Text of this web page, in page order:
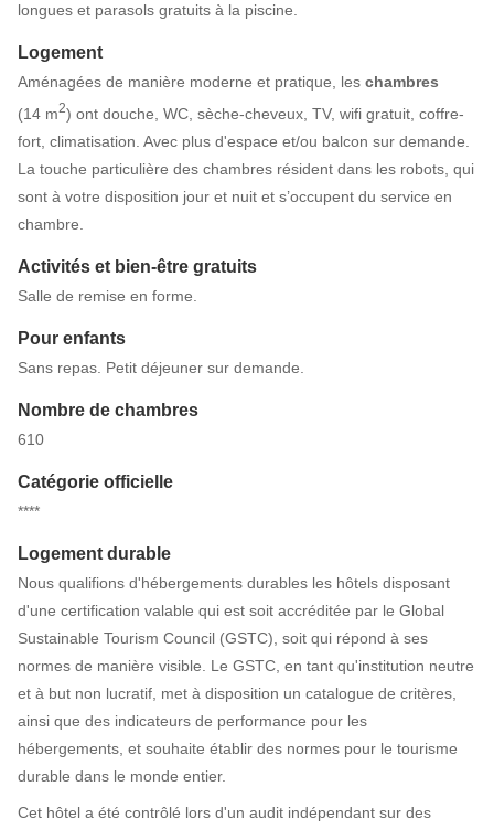
longues et parasols gratuits à la piscine.
Logement
Aménagées de manière moderne et pratique, les chambres
(14 m2) ont douche, WC, sèche-cheveux, TV, wifi gratuit, coffre-
fort, climatisation. Avec plus d'espace et/ou balcon sur demande.
La touche particulière des chambres résident dans les robots, qui
sont à votre disposition jour et nuit et s’occupent du service en
chambre.
Activités et bien-être gratuits
Salle de remise en forme.
Pour enfants
Sans repas. Petit déjeuner sur demande.
Nombre de chambres
610
Catégorie officielle
****
Logement durable
Nous qualifions d'hébergements durables les hôtels disposant
d'une certification valable qui est soit accréditée par le Global
Sustainable Tourism Council (GSTC), soit qui répond à ses
normes de manière visible. Le GSTC, en tant qu'institution neutre
et à but non lucratif, met à disposition un catalogue de critères,
ainsi que des indicateurs de performance pour les
hébergements, et souhaite établir des normes pour le tourisme
durable dans le monde entier.
Cet hôtel a été contrôlé lors d'un audit indépendant sur des